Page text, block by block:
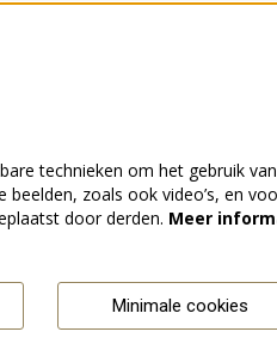
technieken om het gebruik
zoals ook video’s, en
door derden. Meer
Minimale cookies